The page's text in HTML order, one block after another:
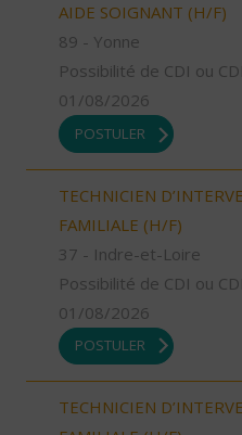
AIDE SOIGNANT (H/F)
89 - Yonne
Possibilité de CDI ou
01/08/2026
POSTULER
TECHNICIEN
FAMILIALE (H/F)
37 - Indre-et-Loire
Possibilité de CDI ou
01/08/2026
POSTULER
TECHNICIEN